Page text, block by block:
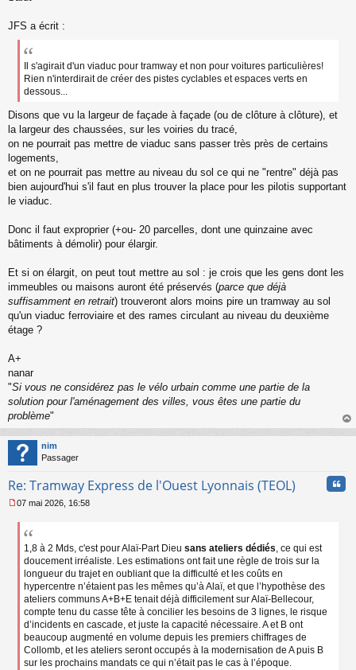
s
u
JFS a écrit :
Il s'agirait d'un viaduc pour tramway et non pour voitures particulières!
Rien n'interdirait de créer des pistes cyclables et espaces verts en
dessous...
Disons que vu la largeur de façade à façade (ou de clôture à clôture), et
la largeur des chaussées, sur les voiries du tracé,
on ne pourrait pas mettre de viaduc sans passer très près de certains
logements,
et on ne pourrait pas mettre au niveau du sol ce qui ne "rentre" déjà pas
bien aujourd'hui s'il faut en plus trouver la place pour les pilotis supportant
le viaduc.
Donc il faut exproprier (+ou- 20 parcelles, dont une quinzaine avec
bâtiments à démolir) pour élargir.
Et si on élargit, on peut tout mettre au sol : je crois que les gens dont les
immeubles ou maisons auront été préservés (parce que déjà
suffisamment en retrait) trouveront alors moins pire un tramway au sol
qu'un viaduc ferroviaire et des rames circulant au niveau du deuxième
étage ?
A+
nanar
"Si vous ne considérez pas le vélo urbain comme une partie de la
solution pour l'aménagement des villes, vous êtes une partie du
problème"
au
nim
Passager
Re: Tramway Express de l'Ouest Lyonnais (TEOL)
e
07 mai 2026, 16:58
1,8 à 2 Mds, c'est pour Alaï-Part Dieu sans ateliers dédiés, ce qui est
doucement irréaliste. Les estimations ont fait une règle de trois sur la
longueur du trajet en oubliant que la difficulté et les coûts en
hypercentre n’étaient pas les mêmes qu’à Alaï, et que l’hypothèse des
ateliers communs A+B+E tenait déjà difficilement sur Alaï-Bellecour,
compte tenu du casse tête à concilier les besoins de 3 lignes, le risque
d’incidents en cascade, et juste la capacité nécessaire. A et B ont
beaucoup augmenté en volume depuis les premiers chiffrages de
Collomb, et les ateliers seront occupés à la modernisation de A puis B
sur les prochains mandats ce qui n’était pas le cas à l’époque.